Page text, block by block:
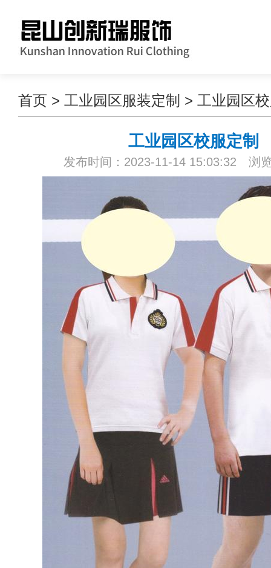
首页 > 工业园区服装定制 > 工业园区
工业园区校服定制
发布时间：2023-11-14 15:03:32 浏